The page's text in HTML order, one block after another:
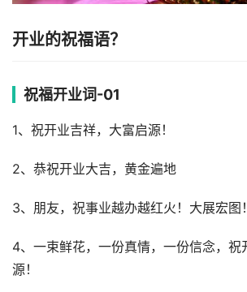
开业的祝福语？
祝福开业词-01
1、祝开业吉祥，大富启源！
2、恭祝开业大吉，黄金遍地
3、朋友，祝事业越办越红火！大展宏图！
4、一束鲜花，一份真情，一份信念，祝
源！